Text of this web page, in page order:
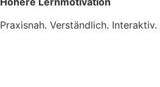
Praxisnah. Verständlich. Interaktiv.